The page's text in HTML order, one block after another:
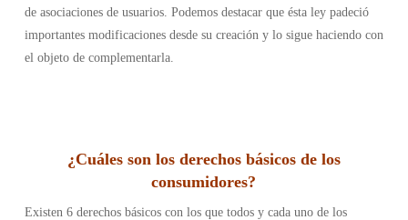
de asociaciones de usuarios. Podemos destacar que ésta ley padeció
importantes modificaciones desde su creación y lo sigue haciendo con
el objeto de complementarla.
¿Cuáles son los derechos básicos de los
consumidores?
Existen 6 derechos básicos con los que todos y cada uno de los